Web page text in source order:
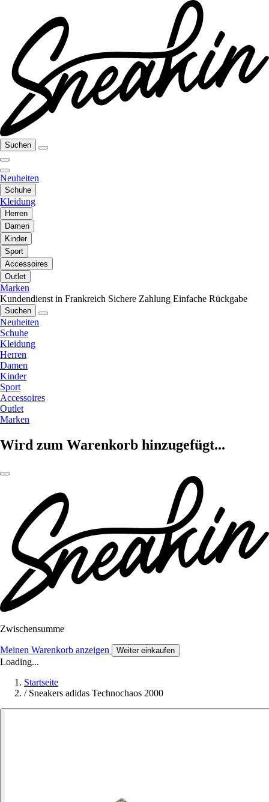
Suchen
Neuheiten
Schuhe
Kleidung
Herren
Damen
Kinder
Sport
Accessoires
Outlet
Marken
Kundendienst in Frankreich Sichere Zahlung Einfache Rückgabe
Suchen
Neuheiten
Schuhe
Kleidung
Herren
Damen
Kinder
Sport
Accessoires
Outlet
Marken
Wird zum Warenkorb hinzugefügt...
Zwischensumme
Meinen Warenkorb anzeigen Weiter einkaufen
Loading...
Startseite
/ Sneakers adidas Technochaos 2000